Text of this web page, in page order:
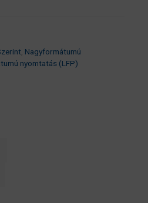
, Nagyformátumú
nyomtatás (LFP)